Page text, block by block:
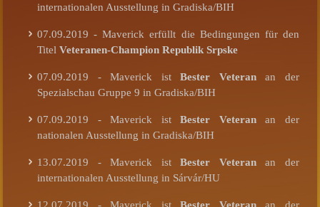
internationalen Ausstellung in Gradiska/BIH
07.09.2019 - Maverick erfüllt die Bedingungen für den
TitelVeteranen-ChampionRepublik Srpske
07.09.2019 - Maverick istBester Veteranan der
Spezialschau Gruppe 9 in Gradiska/BIH
07.09.2019 - Maverick istBester Veteranan der
nationalen Ausstellung in Gradiska/BIH
13.07.2019 - Maverick istBester Veteranan der
internationalen Ausstellung in Sárvár/HU